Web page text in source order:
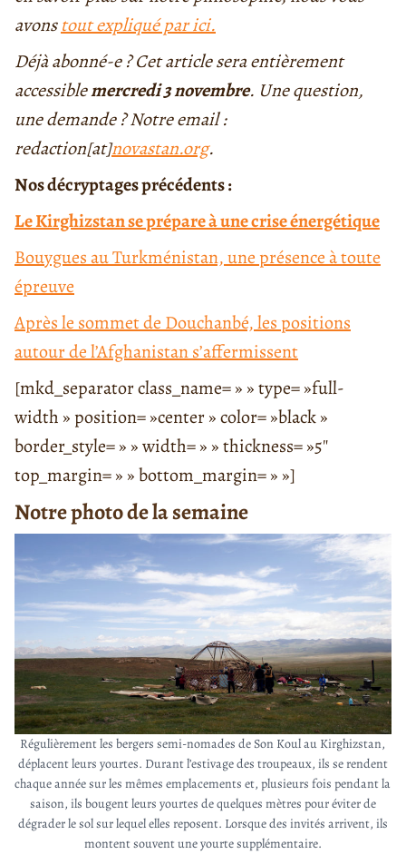
avonstout expliqué par ici.
Déjà abonné-e ? Cet article sera entièrement
accessiblemercredi 3 novembre. Une question,
une demande ? Notre email :
redaction[at]novastan.org.
Nos décryptages précédents :
Le Kirghizstan se prépare à une crise énergétique
Bouygues au Turkménistan, une présence à toute
épreuve
Après le sommet de Douchanbé, les positions
autour de l’Afghanistan s’affermissent
[mkd_separator class_name= » » type= »full-
width » position= »center » color= »black »
border_style= » » width= » » thickness= »5″
top_margin= » » bottom_margin= » »]
Notre photo de la semaine
Régulièrement les bergers semi-nomades de Son Koul au Kirghizstan,
déplacent leurs yourtes. Durant l’estivage des troupeaux, ils se rendent
chaque année sur les mêmes emplacements et, plusieurs fois pendant la
saison, ils bougent leurs yourtes de quelques mètres pour éviter de
dégrader le sol sur lequel elles reposent. Lorsque des invités arrivent, ils
montent souvent une yourte supplémentaire.